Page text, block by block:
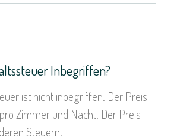
Inbegriffen?
ist nicht inbegriffen. Der Preis
Zimmer und Nacht. Der Preis
Steuern.